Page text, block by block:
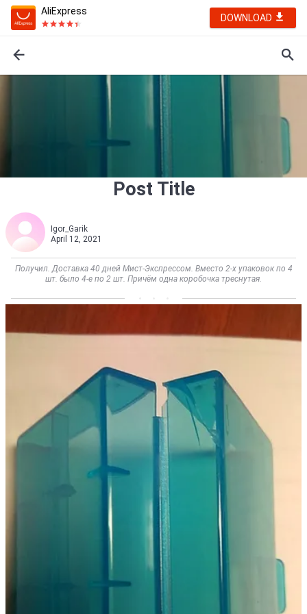
AliExpress
DOWNLOAD
Post Title
Igor_Garik
April 12, 2021
Получил. Доставка 40 дней Мист-Экспрессом. Вместо 2-х упаковок по 4
шт. было 4-е по 2 шт. Причём одна коробочка треснутая.